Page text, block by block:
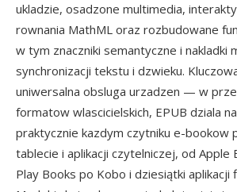
ukladzie, osadzone multimedia,
rownania MathML oraz rozbudowane
w tym znaczniki semantyczne i nakladki
synchronizacji tekstu i dzwieku.
uniwersalna obsluga urzadzen — w
formatow wlascicielskich, EPUB dziala
praktycznie kazdym czytniku e-bookow
tablecie i aplikacji czytelniczej, od Apple
Play Books po Kobo i dziesiątki aplikacji